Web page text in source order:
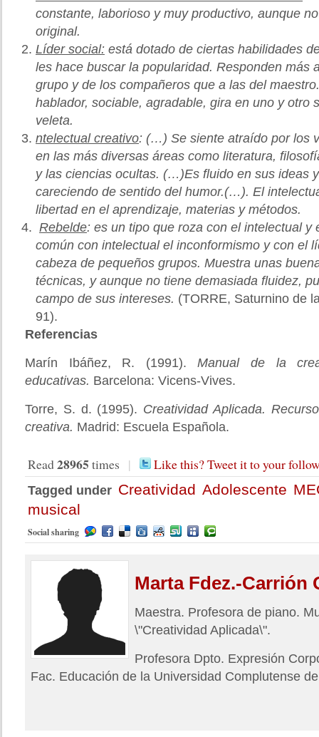
constante, laborioso y muy productivo, aunque
original.
Líder social: está dotado de ciertas habilidades
les hace buscar la popularidad. Responden más
grupo y de los compañeros que a las del
hablador, sociable, agradable, gira en uno y otro
veleta.
ntelectual creativo: (…) Se siente atraído por los
en las más diversas áreas como literatura,
y las ciencias ocultas. (…)Es fluido en sus ideas
careciendo de sentido del humor.(…). El
libertad en el aprendizaje, materias y métodos.
Rebelde: es un tipo que roza con el intelectual y
común con intelectual el inconformismo y con el
cabeza de pequeños grupos. Muestra unas
técnicas, y aunque no tiene demasiada fluidez,
campo de sus intereses. (TORRE, Saturnino de
91).
Referencias
Marín Ibáñez, R. (1991).Manual de la
educativas. Barcelona: Vicens-Vives.
Torre, S. d. (1995). Creatividad Aplicada.
creativa. Madrid: Escuela Española.
Read28965 times | Like this? Tweet it to your
Tagged under Creatividad Adolescente
musical
Social sharing
MartaFdez.-Carrión
Maestra. Profesora de piano.
\"Creatividad Aplicada\".
Profesora Dpto. Expresión
Fac. Educación de la Universidad Complutense